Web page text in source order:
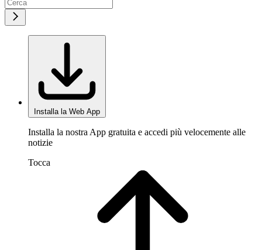
Installa la Web App
Installa la nostra App gratuita e accedi più velocemente alle
notizie
Tocca